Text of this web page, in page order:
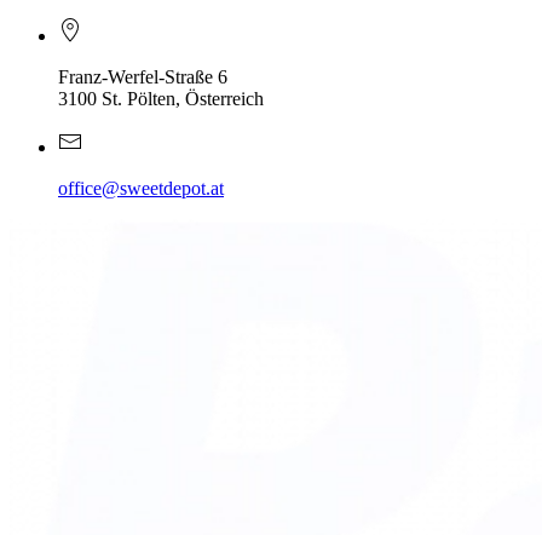
Franz-Werfel-Straße 6
3100 St. Pölten, Österreich
office@sweetdepot.at